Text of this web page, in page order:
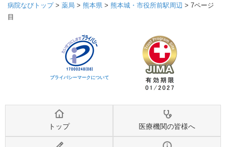
病院なびトップ> 薬局 > 熊本県 > 熊本城・市役所前駅周辺 > 7ページ
目
プライバシーマークについて
トップ 医療機関の皆様へ